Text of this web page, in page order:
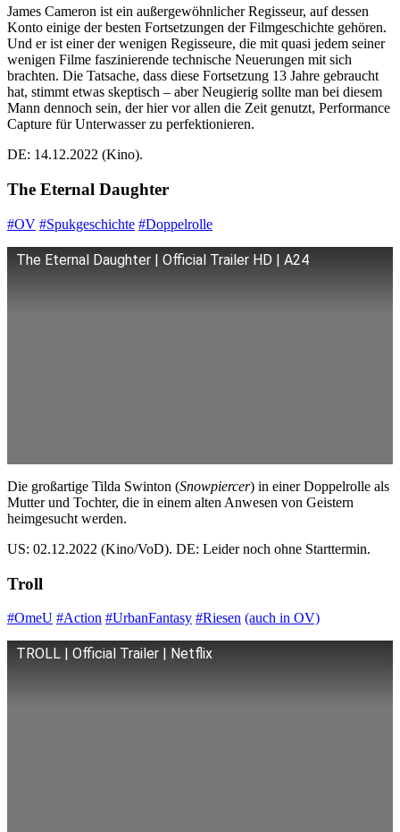
James Cameron ist ein außergewöhnlicher Regisseur, auf dessen
Konto einige der besten Fortsetzungen der Filmgeschichte gehören.
Und er ist einer der wenigen Regisseure, die mit quasi jedem seiner
wenigen Filme faszinierende technische Neuerungen mit sich
brachten. Die Tatsache, dass diese Fortsetzung 13 Jahre gebraucht
hat, stimmt etwas skeptisch – aber Neugierig sollte man bei diesem
Mann dennoch sein, der hier vor allen die Zeit genutzt, Performance
Capture für Unterwasser zu perfektionieren.
DE: 14.12.2022 (Kino).
The Eternal Daughter
#OV #Spukgeschichte #Doppelrolle
The Eternal Daughter | Official Trailer HD | A24
Die großartige Tilda Swinton (Snowpiercer) in einer Doppelrolle als
Mutter und Tochter, die in einem alten Anwesen von Geistern
heimgesucht werden.
US: 02.12.2022 (Kino/VoD). DE: Leider noch ohne Starttermin.
Troll
#OmeU #Action #UrbanFantasy #Riesen (auch in OV)
TROLL | Official Trailer | Netflix